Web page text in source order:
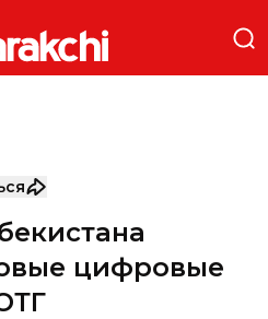
цифровые